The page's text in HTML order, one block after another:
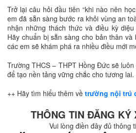
Trở lại câu hỏi đầu tiên “khi nào nên
em đã sẵn sàng bước ra khỏi vùng an
nhận những thách thức và điều kỳ
Hãy chuẩn bị sẵn sàng cho bản thân
các em sẽ khám phá ra nhiều điều mới
Trường THCS – THPT Hồng Đức sẽ
để tạo nền tảng vững chắc cho tương lai.
++ Hãy tìm hiểu thêm về trường nội trú
THÔNG TIN ĐĂNG KÝ
Vui lòng điền đây đủ thông